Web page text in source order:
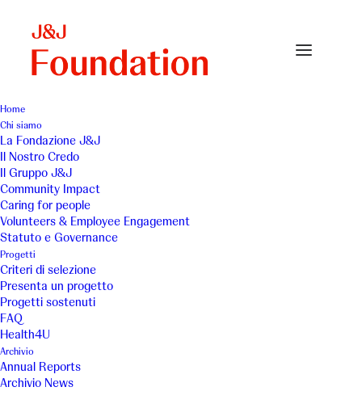
Home
Chi siamo
La Fondazione J&J
Il Nostro Credo
Il Gruppo J&J
Community Impact
Caring for people
Volunteers & Employee Engagement
Statuto e Governance
Progetti
Criteri di selezione
Presenta un progetto
Progetti sostenuti
FAQ
Health4U
Archivio
Annual Reports
Archivio News
Header Page Criteri Selezione 01Big
Home Criteri di selezione